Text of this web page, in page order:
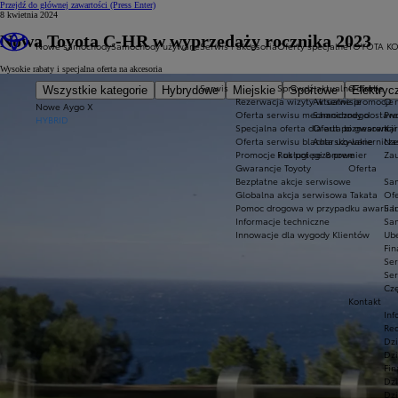
Przejdź do głównej zawartości (Press Enter)
Nowe samochody
Wszystkie kategorie Hybrydowe Miejskie Sportowe
Nowe Aygo X
HYBRID
Samochody używaneSerwis i akcesoria
Serwis
Rezerwacja wizyty w serwisie
Oferta serwisu mechanicznego
Specjalna oferta dla aut po
Oferta serwisu blacharsko-
Promocje i usługi sezonowe
Gwarancje Toyoty
Bezpłatne akcje serwisowe
Globalna akcja serwisowa Takata
Pomoc drogowa w przypadku awarii
Informacje techniczne
Innowacje dla wygody Klientów
Oferty specjalne
Sprawdź aktualne oferty
Aktualne promocje
Samochody
Oferta biznesowa
Auta używane
Rok potęgi 8 premier
TOYOTA
O firmie
O
Oferta
Kontakt
8 kwietnia 2024
Nowa Toyota C-HR w wyprzedaży rocznika 2023
Wysokie rabaty i specjalna oferta na akcesoria